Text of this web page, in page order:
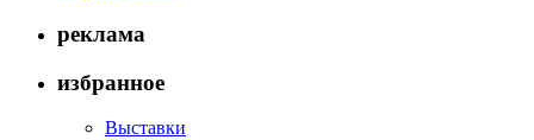
реклама
избранное
Выставки